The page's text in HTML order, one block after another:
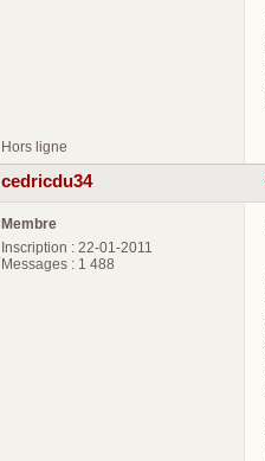
Hors ligne
cedricdu34
Membre
Inscription : 22-01-2011
Messages : 1 488